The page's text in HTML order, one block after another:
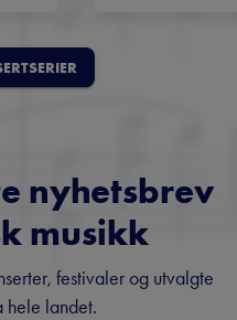
nyhetsbrev
musikk
festivaler og utvalgte
hele landet.